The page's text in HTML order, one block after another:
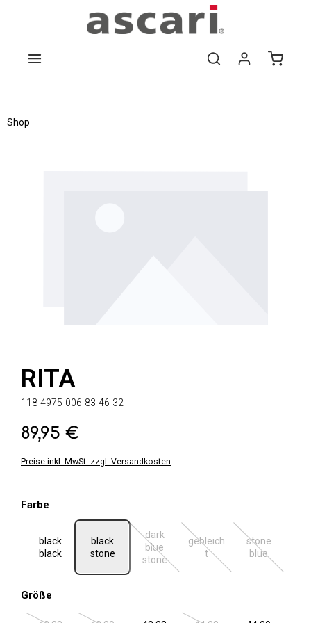
Zum Hauptinhalt springen
Shop
RITA
118-4975-006-83-46-32
Regulärer Preis:
89,95 €
Preise inkl. MwSt. zzgl. Versandkosten
Farbe
black
black
black
stone
dark
blue
stone
(Diese Option ist zurzeit nicht
gebleich
t(Diese Option ist zurzeit
stone
blue
(Diese
Größe